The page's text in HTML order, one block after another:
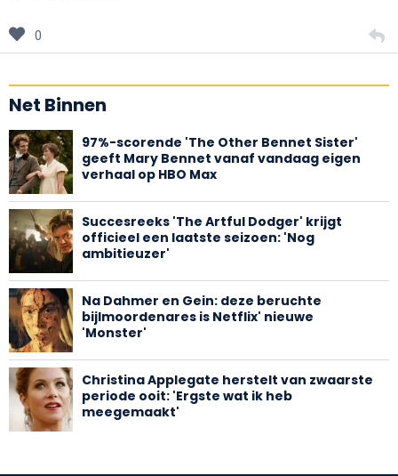
0
Net Binnen
97%-scorende 'The Other Bennet Sister'
geeft Mary Bennet vanaf vandaag eigen
verhaal op HBO Max
Succesreeks 'The Artful Dodger' krijgt
officieel een laatste seizoen: 'Nog
ambitieuzer'
Na Dahmer en Gein: deze beruchte
bijlmoordenares is Netflix' nieuwe
'Monster'
Christina Applegate herstelt van zwaarste
periode ooit: 'Ergste wat ik heb
meegemaakt'